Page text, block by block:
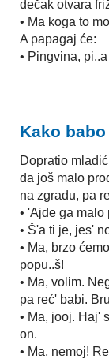
dečak otvara
• Ma koga to
A papagaj će:
• Pingvina,
Kako babo
Dopratio
da još malo
na zgradu, pa
• 'Ajde ga malo
• Š'a ti je, jes'
• Ma, brzo
popu..š!
• Ma, volim.
pa reć' babi.
• Ma, jooj. Haj'
on.
• Ma, nemoj!